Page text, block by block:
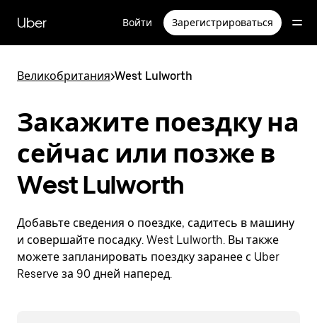
перейти
к
содержимому
Uber Войти Зарегистрироваться
Великобритания>West Lulworth
Закажите поездку на
сейчас или позже в
West Lulworth
Добавьте сведения о поездке, садитесь в машину
и совершайте посадку. West Lulworth. Вы также
можете запланировать поездку заранее с Uber
Reserve за 90 дней наперед.